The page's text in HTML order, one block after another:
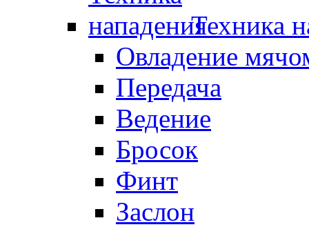
Техника
Овладение
Передача
Ведение
Бросок
Финт
Заслон